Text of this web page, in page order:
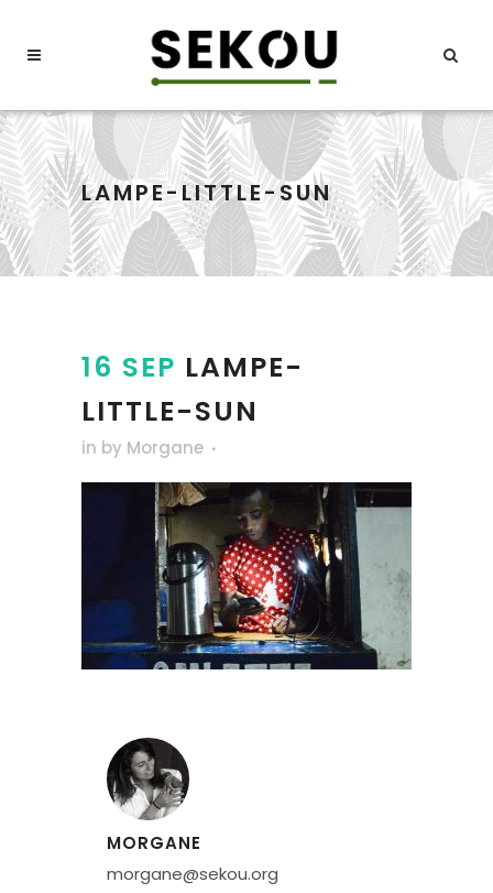
LAMPE-LITTLE-SUN
16 SEP LAMPE-
LITTLE-SUN
in by Morgane
MORGANE
morgane@sekou.org